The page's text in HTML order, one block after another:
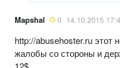
Mapshal 0 14.10.2015
http://abusehoster.ru этот
жалобы со стороны и